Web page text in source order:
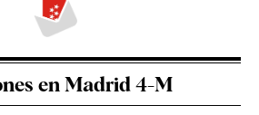
en Madrid 4-M